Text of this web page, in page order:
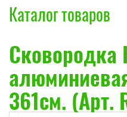
Каталог товаров
Сковородка
361см. (Арт.